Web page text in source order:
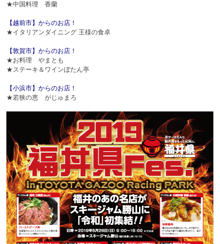
★中国料理 香蘭
【越前市】からのお店！
★イタリアンダイニング 王様の食卓
【敦賀市】からのお店！
★お料理 やまとも
★ステーキ＆ワインぼたん亭
【小浜市】からのお店！
★若狭の恵 がじゅまろ